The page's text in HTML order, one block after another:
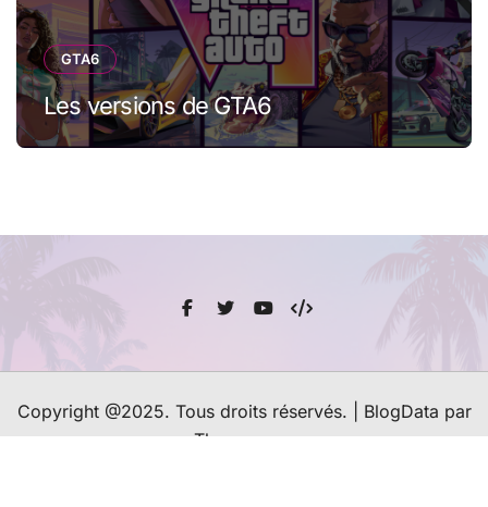
GTA6
Les versions de GTA6
Copyright @2025. Tous droits réservés. BlogData par
Themeansar